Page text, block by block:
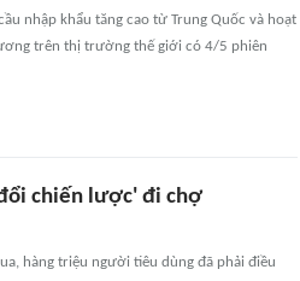
nhập khẩu tăng cao từ Trung Quốc và hoạt
trên thị trường thế giới có 4/5 phiên
chiến lược' đi chợ
hàng triệu người tiêu dùng đã phải điều